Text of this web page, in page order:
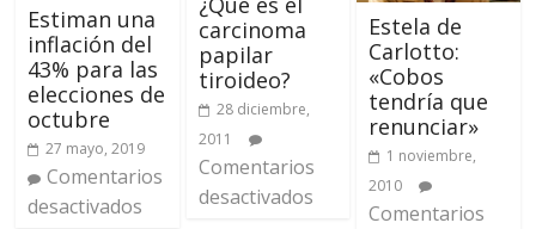
Estiman una
inflación del
43% para las
elecciones de
octubre
27 mayo, 2019
Comentarios
desactivados
carcinoma
papilar
tiroideo?
28 diciembre,
2011
Comentarios
desactivados
Estela de
Carlotto:
«Cobos
tendría que
renunciar»
1 noviembre,
2010
Comentarios